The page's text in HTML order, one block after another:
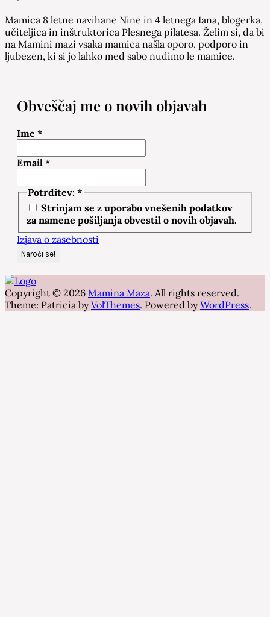
Mamica 8 letne navihane Nine in 4 letnega Iana, blogerka,
učiteljica in inštruktorica Plesnega pilatesa. Želim si, da bi
na Mamini mazi vsaka mamica našla oporo, podporo in
ljubezen, ki si jo lahko med sabo nudimo le mamice.
Obveščaj me o novih objavah
Ime *
Email *
Potrditev: *
Strinjam se z uporabo vnešenih podatkov
za namene pošiljanja obvestil o novih objavah.
Izjava o zasebnosti
Copyright © 2026 Mamina Maza. All rights reserved.
Theme: Patricia byVolThemes. Powered byWordPress.